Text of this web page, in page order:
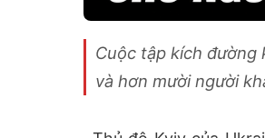
Cuộc tập kích đường
và hơn mười người